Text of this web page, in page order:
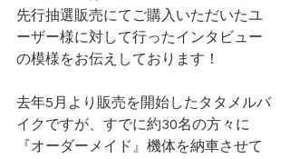
先行抽選販売にてご購入いただいたユ
ーザー様に対して行ったインタビュー
の模様をお伝えしております！
去年5月より販売を開始したタタメルバ
イクですが、すでに約30名の方々に
『オーダーメイド』機体を納車させて